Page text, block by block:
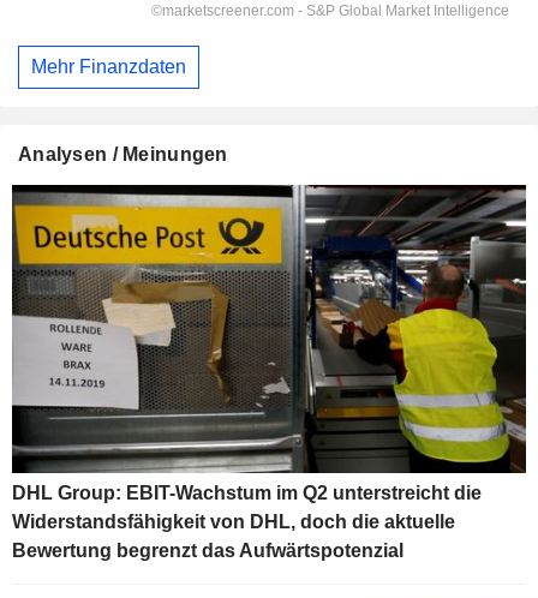
Mehr Finanzdaten
Analysen / Meinungen
DHL Group: EBIT-Wachstum im Q2 unterstreicht die
Widerstandsfähigkeit von DHL, doch die aktuelle
Bewertung begrenzt das Aufwärtspotenzial